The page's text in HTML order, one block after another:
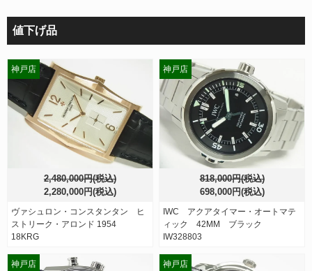
値下げ品
2,480,000円(税込)
2,280,000円(税込)
ヴァシュロン・コンスタンタン ヒ
ストリーク・アロンド 1954
18KRG
神戸店
818,000円(税込)
698,000円(税込)
IWC アクアタイマー・オートマテ
ィック 42MM ブラック
IW328803
神戸店
神戸店 神戸店